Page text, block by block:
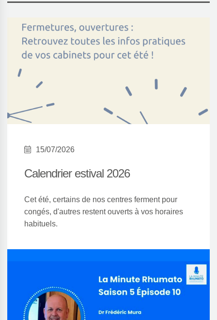
15/07/2026
Calendrier estival 2026
Cet été, certains de nos centres ferment pour
congés, d'autres restent ouverts à vos horaires
habituels.